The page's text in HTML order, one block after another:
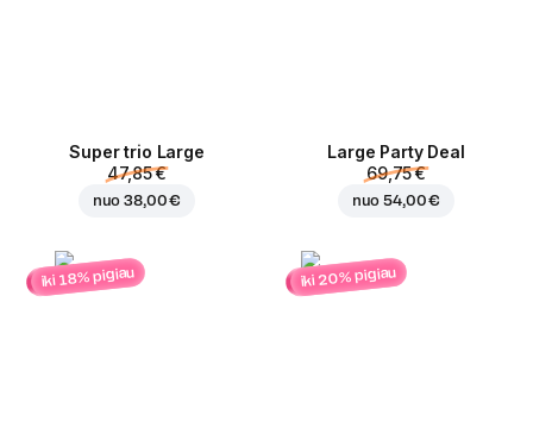
Super trio Large
47,85 €
nuo38,00 €
Large Party Deal
69,75 €
nuo54,00 €
iki 18% pigiau iki 20% pigiau